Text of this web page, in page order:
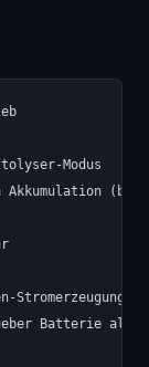
Modus
(bei
Stromerzeugung
Batterie